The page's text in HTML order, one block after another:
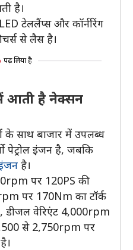
है।
टेललैंप्स और कॉर्नरिंग
से लैस है।
पढ़ लिया है
आती है नेक्सन
के साथ बाजार में उपलब्ध
पेट्रोल इंजन है, जबकि
है।
पर 120PS की
पर 170Nm का टॉर्क
डीजल वेरिएंट 4,000rpm
से 2,750rpm पर